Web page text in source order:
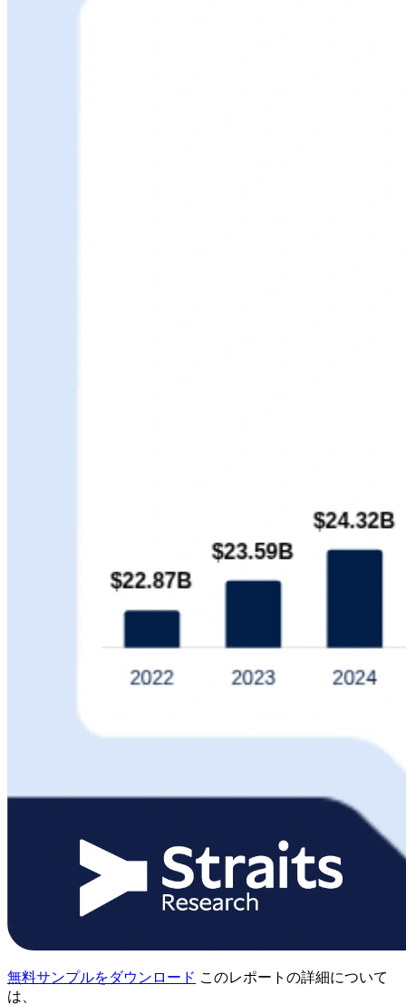
無料サンプルをダウンロード このレポートの詳細について
は、